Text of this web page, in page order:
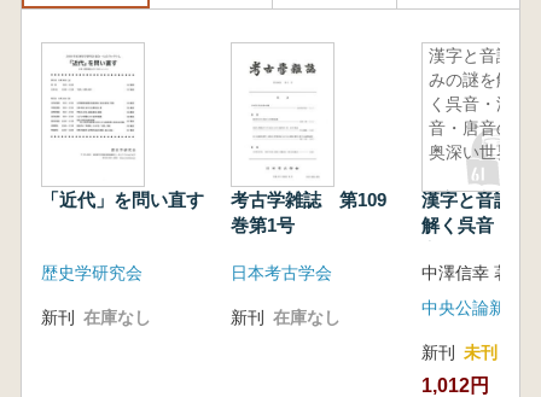
「近代」を問い直す
歴史学研究会
新刊 在庫なし
考古学雑誌 第109
巻第1号
日本考古学会
新刊 在庫なし
漢字と音読
みの謎を解
く呉音・漢
音・唐音の
奥深い世界
漢字と音読み
解く呉音・漢
中澤信幸 著
中央公論新社
新刊 未刊
1,012円